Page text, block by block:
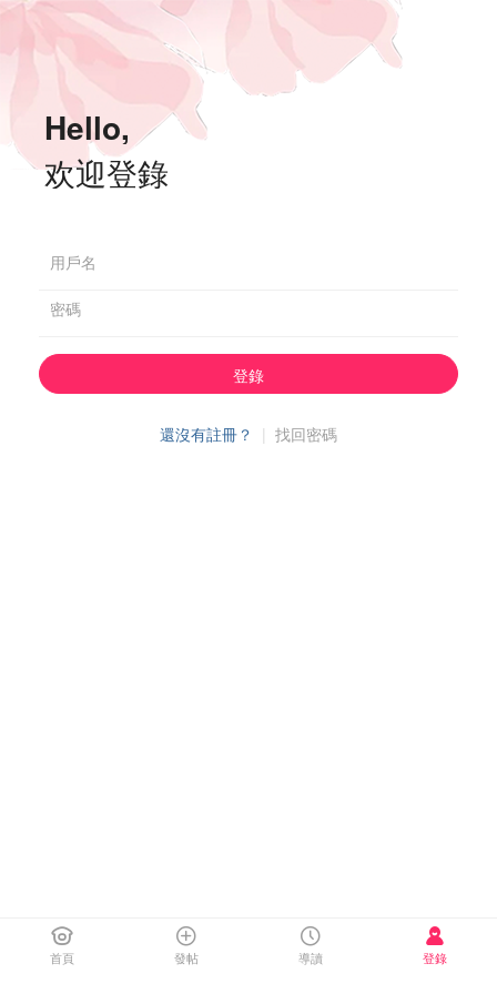
Hello,
欢迎登錄
用戶名
密碼
登錄
還沒有註冊？ | 找回密碼
首頁 發帖 導讀 登錄